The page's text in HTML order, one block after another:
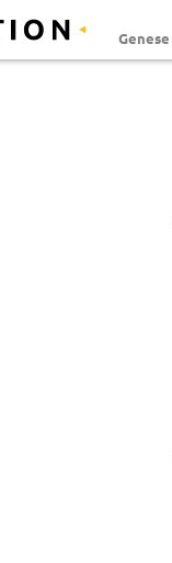
Genese